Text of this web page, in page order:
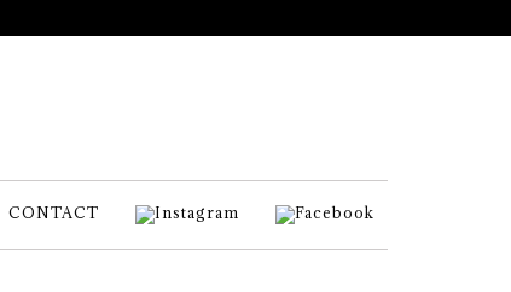
CONTACT